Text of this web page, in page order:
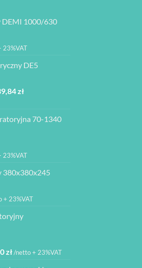
DEMI 1000/630
23%VAT
DE5
złAktualna
5 70-1340
23%VAT
380x380x245
+ 23%VAT
złAktualna
/netto + 23%VAT